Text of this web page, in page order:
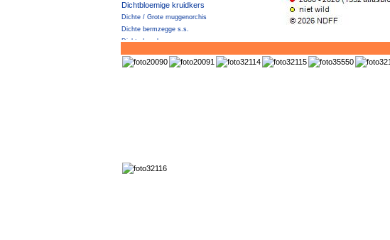
Dichtbloemige kruidkers
Dichte / Grote muggenorchis
Dichte bermzegge s.s.
Dichte haagbraam
Dichte veldbies
Doffe ereprijs